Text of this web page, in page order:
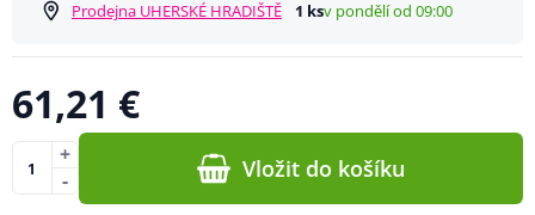
Prodejna UHERSKÉ HRADIŠTĚ 1 ksv pondělí od 09:00
61,21 €
-
+ Vložit do košíku